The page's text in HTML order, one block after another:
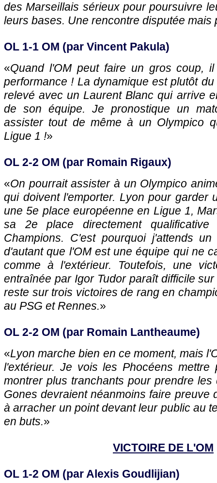
des Marseillais sérieux pour poursuivre
leurs bases. Une rencontre disputée mais
OL 1-1 OM (par Vincent Pakula)
«Quand l'OM peut faire un gros coup,
performance ! La dynamique est plutôt
relevé avec un Laurent Blanc qui arrive
de son équipe. Je pronostique un
assister tout de même à un Olympico
Ligue 1 !»
OL 2-2 OM (par Romain Rigaux)
«On pourrait assister à un Olympico
qui doivent l'emporter. Lyon pour garder
une 5e place européenne en Ligue 1,
sa 2e place directement
Champions. C'est pourquoi j'attends
d'autant que l'OM est une équipe qui ne
comme à l'extérieur. Toutefois, une
entraînée par Igor Tudor paraît difficile
reste sur trois victoires de rang en
au PSG et Rennes.»
OL 2-2 OM (par Romain Lantheaume)
«Lyon marche bien en ce moment, mais
l'extérieur. Je vois les Phocéens mettre
montrer plus tranchants pour prendre
Gones devraient néanmoins faire preuve
à arracher un point devant leur public au
en buts.»
VICTOIRE DE L'OM
OL 1-2 OM (par Alexis Goudlijian)